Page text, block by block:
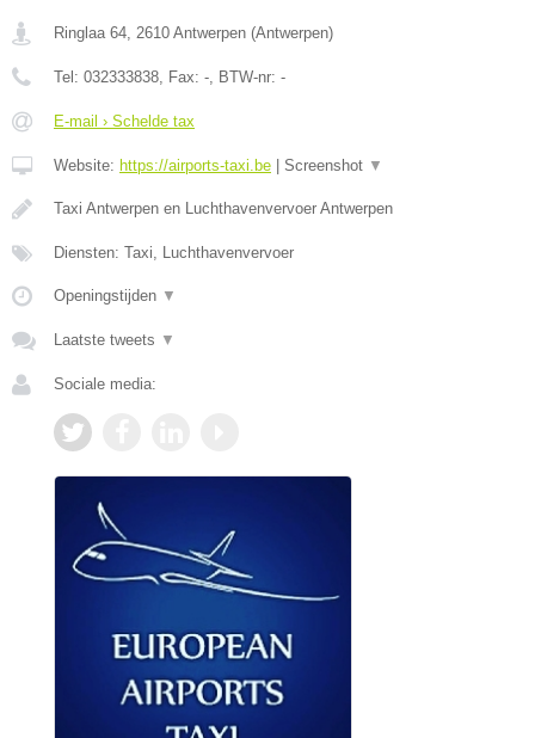
Ringlaa 64, 2610 Antwerpen (Antwerpen)
Tel: 032333838, Fax: -, BTW-nr: -
E-mail › Schelde tax
Website: https://airports-taxi.be Screenshot ▼
Taxi Antwerpen en Luchthavenvervoer Antwerpen
Diensten: Taxi, Luchthavenvervoer
Openingstijden ▼
Laatste tweets ▼
Sociale media: